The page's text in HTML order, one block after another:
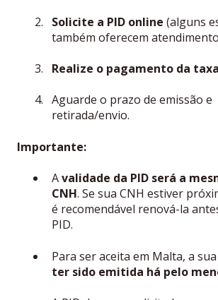
Solicite a PID online (alguns
também oferecem
Realize o pagamento da taxa
Aguarde o prazo de emissão e
retirada/envio.
Importante:
Avalidade da PID será a
CNH. Se sua CNH estiver
é recomendável renová-la
PID.
Para ser aceita em Malta, a sua
ter sido emitida há pelo